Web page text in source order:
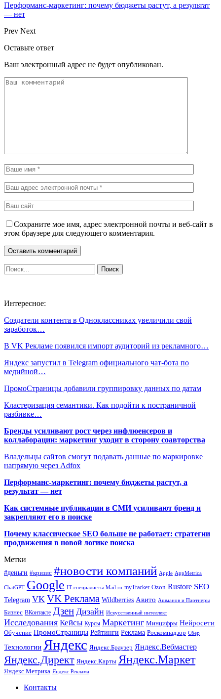
Перформанс-маркетинг: почему бюджеты растут, а результат
— нет
Prev Next
Оставьте ответ
Ваш электронный адрес не будет опубликован.
Сохраните мое имя, адрес электронной почты и веб-сайт в
этом браузере для следующего комментария.
Интересное:
Создатели контента в Одноклассниках увеличили свой
заработок…
В VK Рекламе появился импорт аудиторий из рекламного…
Яндекс запустил в Telegram официального чат-бота по
медийной…
ПромоСтраницы добавили группировку данных по датам
Кластеризация семантики. Как подойти к постраничной
разбивке…
Бренды усиливают рост через инфлюенсеров и
коллаборации: маркетинг уходит в сторону соавторства
Владельцы сайтов смогут подавать данные по маркировке
напрямую через Adfox
Перформанс-маркетинг: почему бюджеты растут, а
результат — нет
Как системные публикации в СМИ усиливают бренд и
закрепляют его в поиске
Почему классическое SEO больше не работает: стратегии
продвижения в новой логике поиска
Метки
#деньги #кризис #новости компаний Apple AppMetrica
ChatGPT Google IT-специалисты Mail.ru myTracker Ozon Rustore SEO
Telegram VK VK Реклама Wildberries Авито Ашманов и Партнеры
Бизнес ВКонтакте Дзен Дизайн Искусственный интеллект
Исследования Кейсы Курсы Маркетинг Минцифры Нейросети
Обучение ПромоСтраницы Рейтинги Реклама Роскомнадзор Сбер
Технологии Яндекс Яндекс.Браузер Яндекс.Вебмастер
Яндекс.Директ Яндекс.Карты Яндекс.Маркет
Яндекс.Метрика Яндекс Реклама
Контакты